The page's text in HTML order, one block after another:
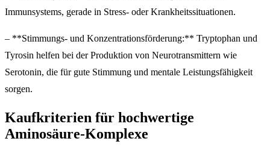
Immunsystems, gerade in Stress- oder Krankheitssituationen.
– **Stimmungs- und Konzentrationsförderung:** Tryptophan und
Tyrosin helfen bei der Produktion von Neurotransmittern wie
Serotonin, die für gute Stimmung und mentale Leistungsfähigkeit
sorgen.
Kaufkriterien für hochwertige
Aminosäure-Komplexe